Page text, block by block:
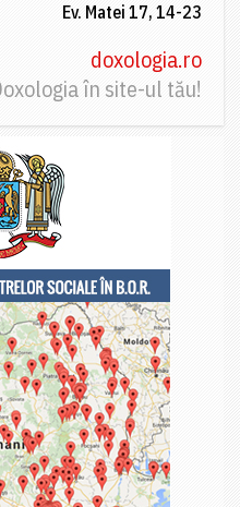
Ev. Matei 17, 14-23
doxologia.ro
în site-ul tău!